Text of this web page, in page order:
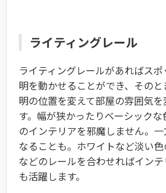
ライティングレール
ライティングレールがあればス
明を動かせることができ、その
明の位置を変えて部屋の雰囲気
す。幅が狭かったりベーシック
のインテリアを邪魔しません。
なることも。ホワイトなど淡い
などのレールを合わせればイン
も活躍します。